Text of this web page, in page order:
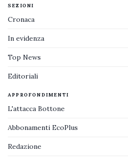
SEZIONI
Cronaca
In evidenza
Top News
Editoriali
APPROFONDIMENTI
L'attacca Bottone
Abbonamenti EcoPlus
Redazione